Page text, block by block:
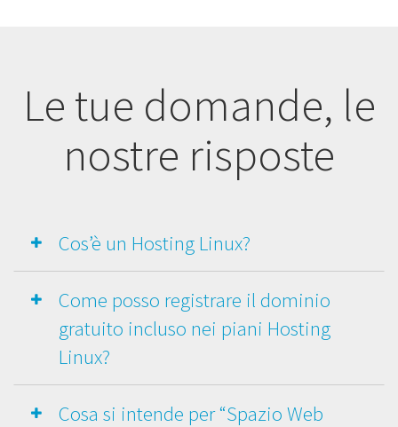
Le tue domande, le
nostre risposte
Cos’è un Hosting Linux?
Come posso registrare il dominio
gratuito incluso nei piani Hosting
Linux?
Cosa si intende per “Spazio Web